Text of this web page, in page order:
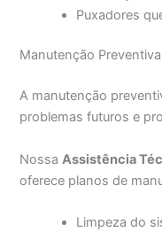
Puxadores
Manutenção Preventiva
A manutenção
problemas futuros e
Nossa Assistência
oferece planos de
Limpeza do